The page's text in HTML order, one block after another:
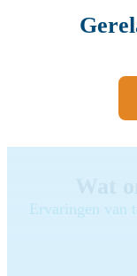
Ervaringen van